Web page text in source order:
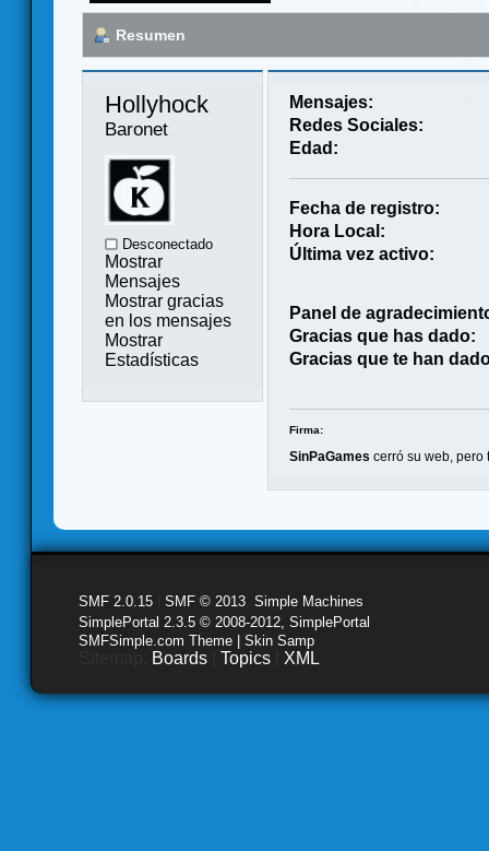
Resumen
Hollyhock
Baronet
Desconectado
Mostrar
Mensajes
Mostrar gracias
en los mensajes
Mostrar
Estadísticas
Mensajes:
Redes Sociales:
Edad:
Fecha de registro:
Hora Local:
Última vez activo:
Panel de
Gracias que has dado:
Gracias que te han
Firma:
SinPaGames cerró su web,
SMF 2.0.15 SMF © 2013 Simple Machines
SimplePortal 2.3.5 © 2008-2012, SimplePortal
SMFSimple.com Theme | Skin Samp
Boards Topics XML